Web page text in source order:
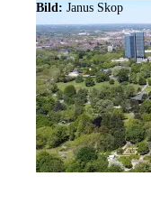
Bild: Janus Skop